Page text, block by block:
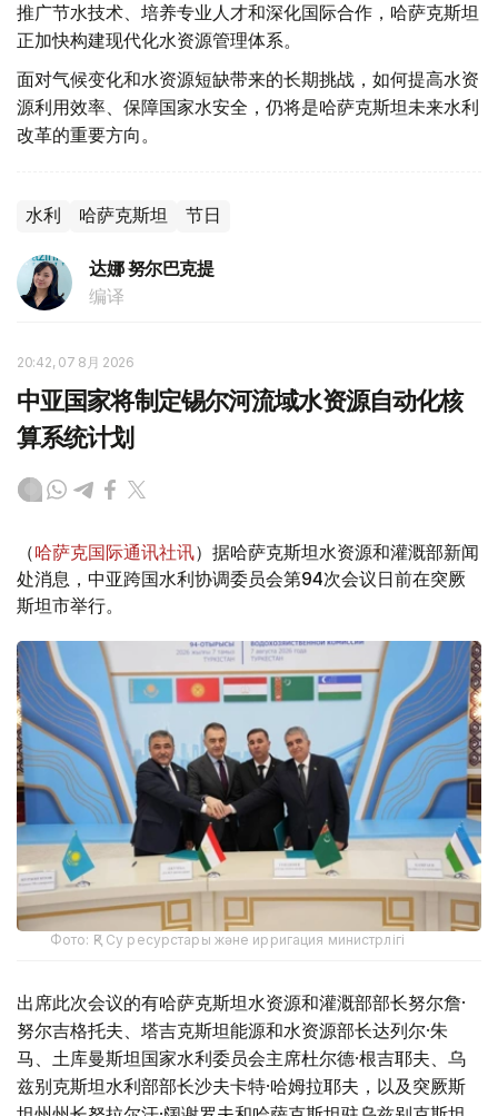
推广节水技术、培养专业人才和深化国际合作，哈萨克斯坦
正加快构建现代化水资源管理体系。
面对气候变化和水资源短缺带来的长期挑战，如何提高水资
源利用效率、保障国家水安全，仍将是哈萨克斯坦未来水利
改革的重要方向。
水利 哈萨克斯坦 节日
达娜 努尔巴克提
编译
20:42, 07 8月 2026
中亚国家将制定锡尔河流域水资源自动化核
算系统计划
（哈萨克国际通讯社讯）据哈萨克斯坦水资源和灌溉部新闻
处消息，中亚跨国水利协调委员会第94次会议日前在突厥
斯坦市举行。
Фото: ҚР Су ресурстары және ирригация министрлігі
出席此次会议的有哈萨克斯坦水资源和灌溉部部长努尔詹·
努尔吉格托夫、塔吉克斯坦能源和水资源部长达列尔·朱
马、土库曼斯坦国家水利委员会主席杜尔德·根吉耶夫、乌
兹别克斯坦水利部部长沙夫卡特·哈姆拉耶夫，以及突厥斯